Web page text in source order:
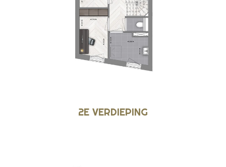
2E VERDIEPING